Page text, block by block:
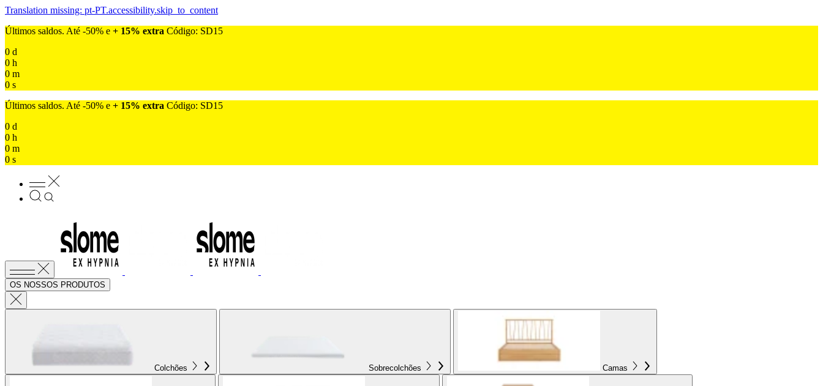
Translation missing: pt-PT.accessibility.skip_to_content
Últimos saldos. Até -50% e + 15% extra Código: SD15
0 d
0 h
0 m
0 s
Últimos saldos. Até -50% e + 15% extra Código: SD15
0 d
0 h
0 m
0 s
OS NOSSOS PRODUTOS
Colchões Sobrecolchões Camas